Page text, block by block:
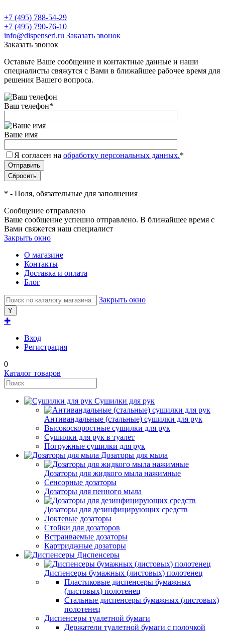
+7 (495) 788-54-29
+7 (495) 790-76-10
info@dispenseri.ru Заказать звонок
Заказать звонок
Оставьте Ваше сообщение и контактные данные и наши
специалисты свяжутся с Вами в ближайшее рабочее время для
решения Вашего вопроса.
Ваш телефон*
Ваше имя
Я согласен на обработку персональных данных.*
* - Поля, обязательные для заполнения
Сообщение отправлено
Ваше сообщение успешно отправлено. В ближайшее время с
Вами свяжется наш специалист
Закрыть окно
О магазине
Контакты
Доставка и оплата
Блог
Закрыть окно
✚
Вход
Регистрация
0
Каталог товаров
Сушилки для рук
Антивандальные (стальные) сушилки для рук
Высокоскоростные сушилки для рук
Сушилки для рук в туалет
Погружные сушилки для рук
Дозаторы для мыла
Дозаторы для жидкого мыла нажимные
Сенсорные дозаторы
Дозаторы для пенного мыла
Дозаторы для дезинфицирующих средств
Локтевые дозаторы
Стойки для дозаторов
Встраиваемые дозаторы
Картриджные дозаторы
Диспенсеры
Диспенсеры бумажных (листовых) полотенец
Пластиковые диспенсеры бумажных
(листовых) полотенец
Стальные диспенсеры бумажных (листовых)
полотенец
Диспенсеры туалетной бумаги
Держатели туалетной бумаги с полочкой